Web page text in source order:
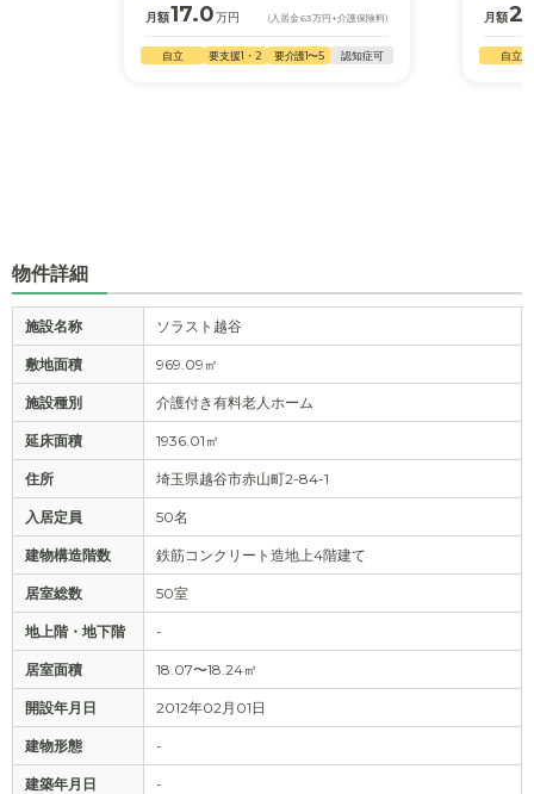
月額17.0万円 (入居金63万円 +介護保険料)
自立 要支援1・2 要介護1〜5 認知症可
月額
自立
物件詳細
施設名称 ソラスト越谷
敷地面積 969.09㎡
施設種別 介護付き有料老人ホーム
延床面積 1936.01㎡
住所 埼玉県越谷市赤山町2-84-1
入居定員 50名
建物構造階数 鉄筋コンクリート造地上4階建て
居室総数 50室
地上階・地下階 -
居室面積 18.07〜18.24㎡
開設年月日 2012年02月01日
建物形態 -
建築年月日 -